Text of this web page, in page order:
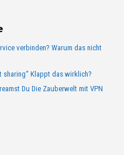
verbinden? Warum das nicht
Klappt das wirklich?
Du Die Zauberwelt mit VPN